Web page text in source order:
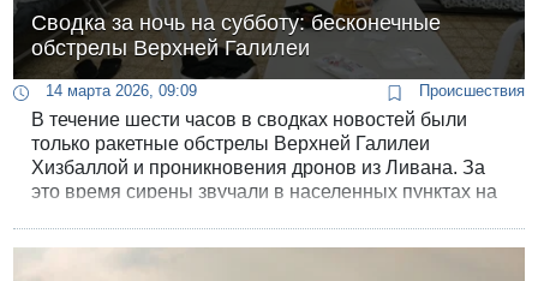
Сводка за ночь на субботу: бесконечные
обстрелы Верхней Галилеи
14 марта 2026, 09:09 Происшествия
В течение шести часов в сводках новостей были
только ракетные обстрелы Верхней Галилеи
Хизбаллой и проникновения дронов из Ливана. За
это время сирены звучали в населенных пунктах на